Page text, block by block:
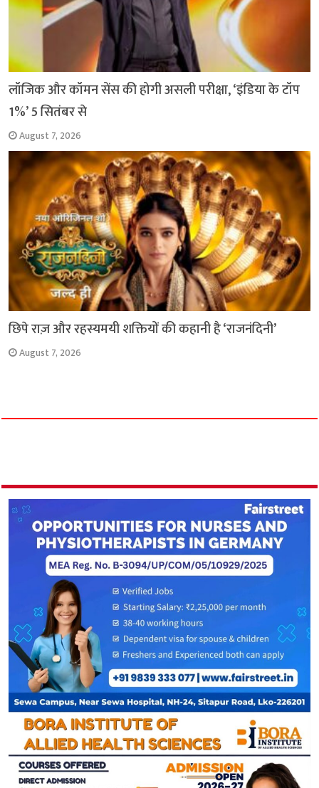
लॉजिक और कॉमन सेंस की होगी असली परीक्षा, ‘इंडिया के टॉप
1%’ 5 सितंबर से
August 7, 2026
छिपे राज़ और रहस्यमयी शक्तियों की कहानी है ‘राजनंदिनी’
August 7, 2026